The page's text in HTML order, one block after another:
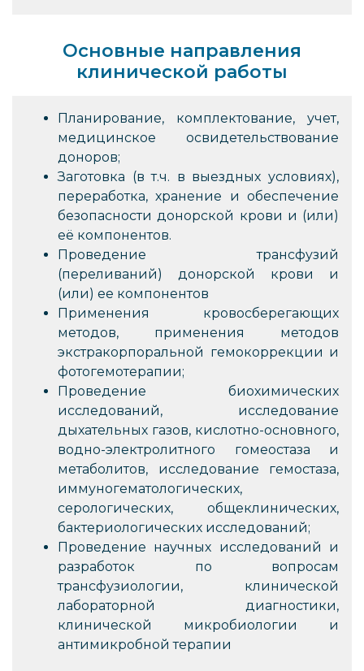
Основные направления
клинической работы
Планирование, комплектование, учет,
медицинское освидетельствование
доноров;
Заготовка (в т.ч. в выездных условиях),
переработка, хранение и обеспечение
безопасности донорской крови и (или)
её компонентов.
Проведение трансфузий
(переливаний) донорской крови и
(или) ее компонентов
Применения кровосберегающих
методов, применения методов
экстракорпоральной гемокоррекции и
фотогемотерапии;
Проведение биохимических
исследований, исследование
дыхательных газов, кислотно-основного,
водно-электролитного гомеостаза и
метаболитов, исследование гемостаза,
иммуногематологических,
серологических, общеклинических,
бактериологических исследований;
Проведение научных исследований и
разработок по вопросам
трансфузиологии, клинической
лабораторной диагностики,
клинической микробиологии и
антимикробной терапии